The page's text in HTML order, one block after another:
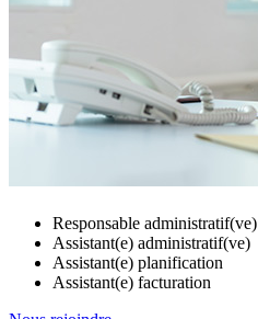
Responsable administratif(ve)
Assistant(e) administratif(ve)
Assistant(e) planification
Assistant(e) facturation